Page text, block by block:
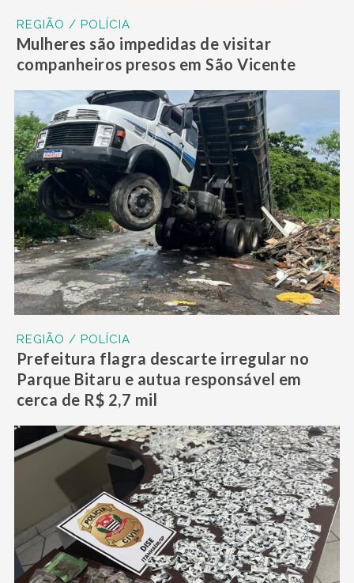
REGIÃO / POLÍCIA
Mulheres são impedidas de visitar
companheiros presos em São Vicente
REGIÃO / POLÍCIA
Prefeitura flagra descarte irregular no
Parque Bitaru e autua responsável em
cerca de R$ 2,7 mil